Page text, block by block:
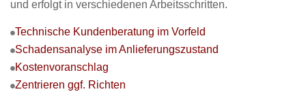
Technische Kundenberatung im Vorfeld
Schadensanalyse im Anlieferungszustand
Kostenvoranschlag
Zentrieren ggf. Richten
und erfolgt in verschiedenen Arbeitsschritten.